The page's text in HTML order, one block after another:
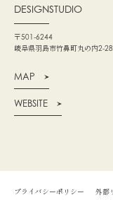
DESIGNSTUDIO
〒501-6244
岐阜県羽島市竹鼻町丸の内2-28
MAP
WEBSITE
プライバシーポリシー 外部